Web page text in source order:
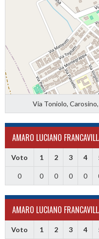
Via Toniolo,
AMARO LUCIANO
Voto 1 2 3 4
0 0 0 0 0
AMARO LUCIANO
Voto 1 2 3 4